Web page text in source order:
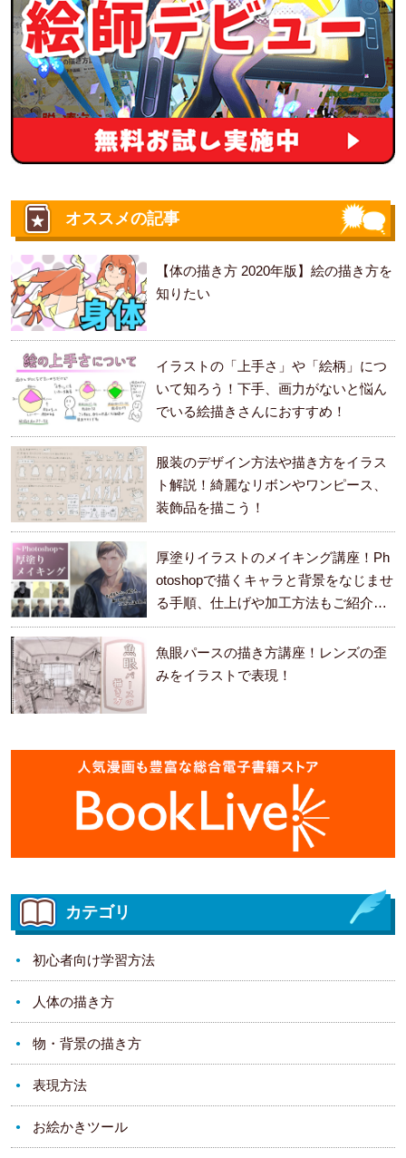
オススメの記事
【体の描き方 2020年版】絵の描き方を
知りたい
イラストの「上手さ」や「絵柄」につ
いて知ろう！下手、画力がないと悩ん
でいる絵描きさんにおすすめ！
服装のデザイン方法や描き方をイラス
ト解説！綺麗なリボンやワンピース、
装飾品を描こう！
厚塗りイラストのメイキング講座！Ph
otoshopで描くキャラと背景をなじませ
る手順、仕上げや加工方法もご紹介し
ます。
魚眼パースの描き方講座！レンズの歪
みをイラストで表現！
カテゴリ
初心者向け学習方法
人体の描き方
物・背景の描き方
表現方法
お絵かきツール